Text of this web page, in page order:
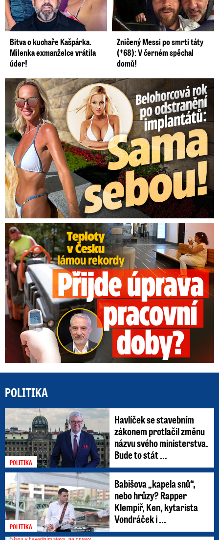
Bitva o kuchaře Kašpárka.
Milenka exmanželce vrátila
úder!
Zničený Messi po smrti táty
(†68): V černém spěchal
domů!
Belohorcová rok po odstranění implantátů: Konečně sama sebou
Teploty v Česku lámou rekordy: Přijde úprava pracovní doby?
POLITIKA
POLITIKA
Havlíček se stavebním
zákonem protlačil změnu
názvu svého ministerstva.
Bude to stát ...
POLITIKA
Babišova „kapela snů“,
nebo hrůzy? Rapper
Klempíř, Ken, kytarista
Vondráček i ...